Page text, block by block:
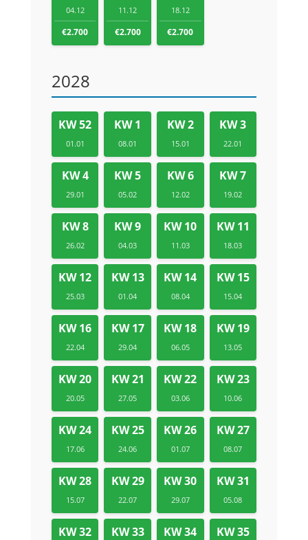
04.12
€2.700
11.12
€2.700
18.12
€2.700
2028
KW 52
01.01
KW 1
08.01
KW 2
15.01
KW 3
22.01
KW 4
29.01
KW 5
05.02
KW 6
12.02
KW 7
19.02
KW 8
26.02
KW 9
04.03
KW 10
11.03
KW 11
18.03
KW 12
25.03
KW 13
01.04
KW 14
08.04
KW 15
15.04
KW 16
22.04
KW 17
29.04
KW 18
06.05
KW 19
13.05
KW 20
20.05
KW 21
27.05
KW 22
03.06
KW 23
10.06
KW 24
17.06
KW 25
24.06
KW 26
01.07
KW 27
08.07
KW 28
15.07
KW 29
22.07
KW 30
29.07
KW 31
05.08
KW 32 KW 33 KW 34 KW 35